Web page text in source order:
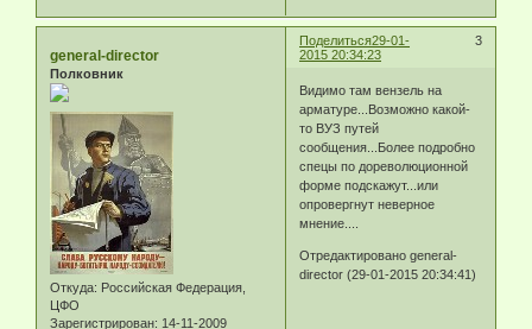
Поделиться 3
29-01-
2015 20:34:23
general-director
Полковник
Откуда: Российская Федерация,
ЦФО
Зарегистрирован: 14-11-2009
Видимо там вензель на
арматуре...Возможно какой-
то ВУЗ путей
сообщения...Более подробно
спецы по дореволюционной
форме подскажут...или
опровергнут неверное
мнение....
Отредактировано general-
director (29-01-2015 20:34:41)